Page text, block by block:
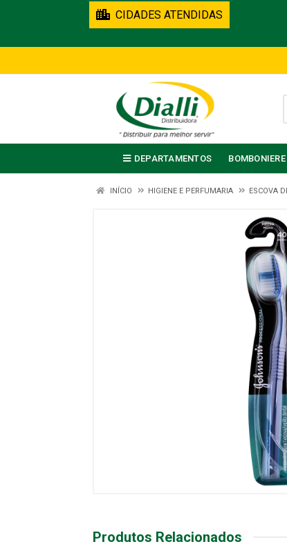
CIDADES ATENDIDAS
DEPARTAMENTOS BOMBONIERE
INÍCIO HIGIENE E PERFUMARIA ESCOVA
Produtos Relacionados